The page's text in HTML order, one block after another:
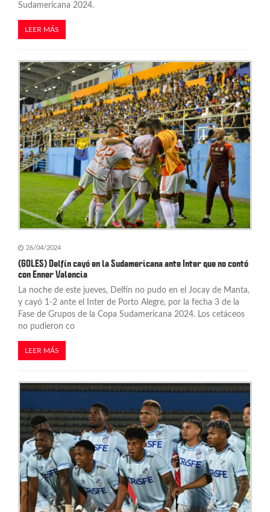
Sudamericana 2024.
LEER MÁS
26/04/2024
(GOLES) Delfín cayó en la Sudamericana ante Inter que no contó
con Enner Valencia
La noche de este jueves, Delfín no pudo en el Jocay de Manta,
y cayó 1-2 ante el Inter de Porto Alegre, por la fecha 3 de la
Fase de Grupos de la Copa Sudamericana 2024. Los cetáceos
no pudieron co
LEER MÁS